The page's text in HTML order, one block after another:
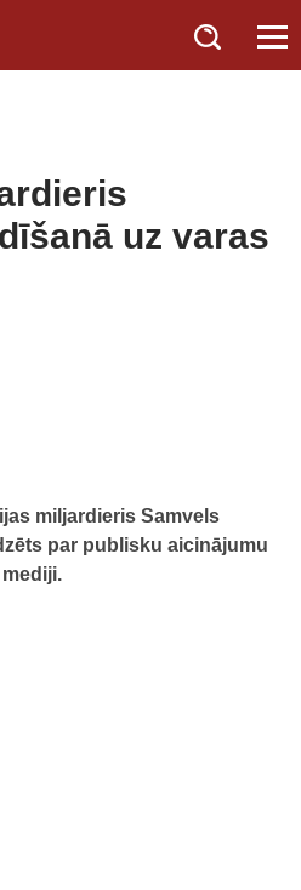
uz varas
miljardieris Samvels
par publisku aicinājumu